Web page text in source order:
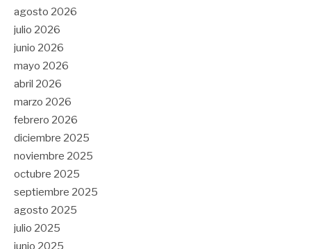
agosto 2026
julio 2026
junio 2026
mayo 2026
abril 2026
marzo 2026
febrero 2026
diciembre 2025
noviembre 2025
octubre 2025
septiembre 2025
agosto 2025
julio 2025
junio 2025